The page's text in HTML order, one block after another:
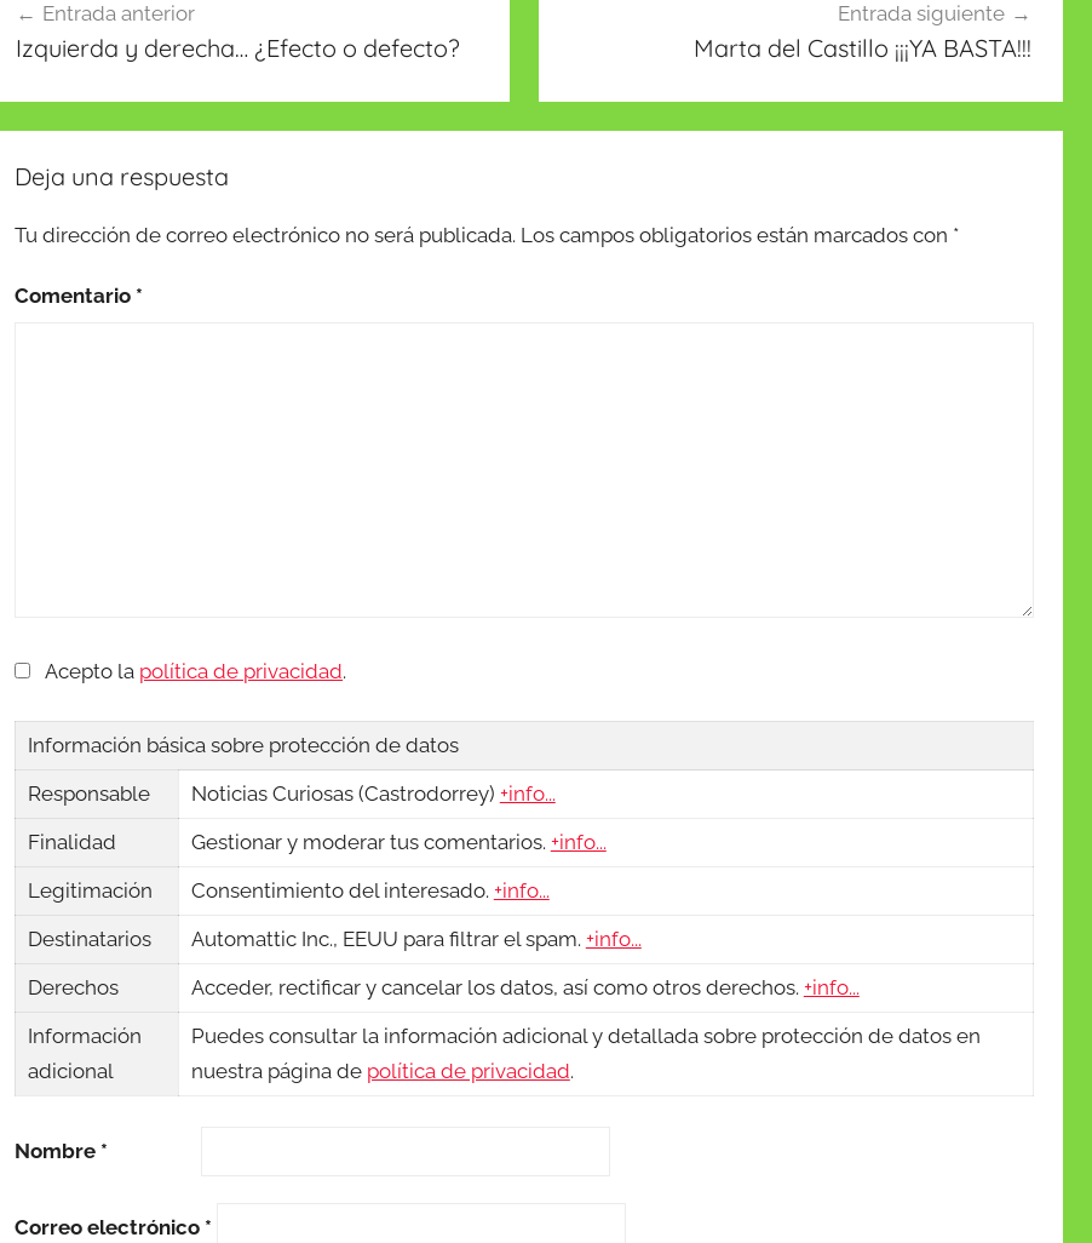
Li
st
de
entradas
Entrada anterior
Izquierda y derecha… ¿Efecto o defecto?
Entrada siguiente
Marta del Castillo ¡¡¡YA BASTA!!!
Deja una respuesta
Tu dirección de correo electrónico no será publicada. Los campos obligatorios están marcados con *
Comentario *
Acepto la política de privacidad.
Información básica sobre protección de datos
Responsable
Noticias Curiosas (Castrodorrey) +info...
Finalidad
Gestionar y moderar tus comentarios. +info...
Legitimación
Consentimiento del interesado. +info...
Destinatarios
Automattic Inc., EEUU para filtrar el spam. +info...
Derechos
Acceder, rectificar y cancelar los datos, así como otros derechos. +info...
Información
adicional
Puedes consultar la información adicional y detallada sobre protección de datos en
nuestra página de política de privacidad.
Nombre *
Correo electrónico *